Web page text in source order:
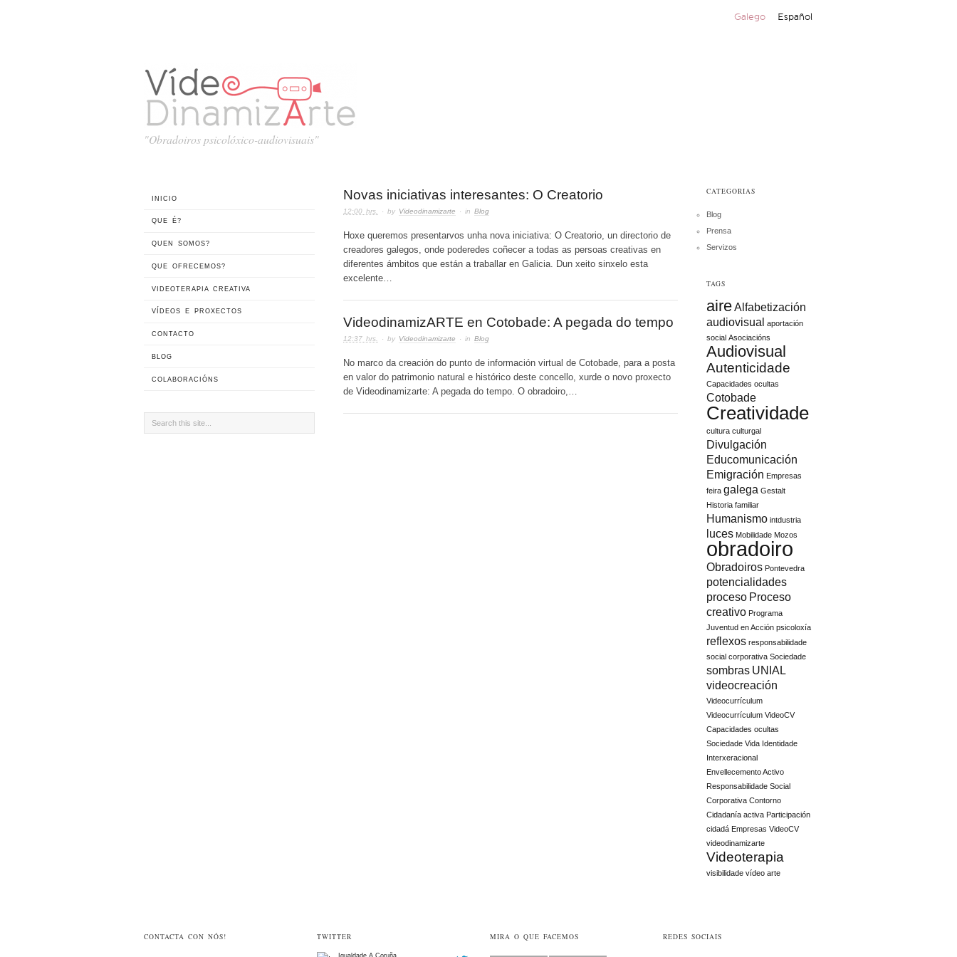
Galego Español
"Obradoiros psicolóxico-audiovisuais"
Novas iniciativas interesantes: O Creatorio
12:00 hrs. · by Videodinamizarte · in Blog
Hoxe queremos presentarvos unha nova iniciativa: O Creatorio, un directorio de
creadores galegos, onde poderedes coñecer a todas as persoas creativas en
diferentes ámbitos que están a traballar en Galicia. Dun xeito sinxelo esta
excelente…
VideodinamizARTE en Cotobade: A pegada do tempo
12:37 hrs. · by Videodinamizarte · in Blog
No marco da creación do punto de información virtual de Cotobade, para a posta
en valor do patrimonio natural e histórico deste concello, xurde o novo proxecto
de Videodinamizarte: A pegada do tempo. O obradoiro,…
CATEGORIAS
Blog
Prensa
Servizos
TAGS
aireAlfabetización
audiovisual
aportación
social Asociacións
Audiovisual
Autenticidade
Capacidades ocultas
Cotobade
Creatividade
cultura culturgal
Divulgación
Educomunicación
Emigración Empresas
feira galega Gestalt
Historia familiar
Humanismo intdustria
luces Mobilidade Mozos
obradoiro
Obradoiros Pontevedra
potencialidades
proceso Proceso
creativo Programa
Juventud en Acción psicoloxía
reflexos responsabilidade
social corporativa Sociedade
sombras UNIAL
videocreación
Videocurrículum
Videocurrículum VideoCV
Capacidades ocultas
Sociedade Vida Identidade
Interxeracional
Envellecemento Activo
Responsabilidade Social
Corporativa Contorno
Cidadanía activa Participación
cidadá Empresas VideoCV
videodinamizarte
Videoterapia
visibilidade vídeo arte
INICIO
QUE É?
QUEN SOMOS?
QUE OFRECEMOS?
VIDEOTERAPIA CREATIVA
VÍDEOS E PROXECTOS
CONTACTO
BLOG
COLABORACIÓNS
CONTACTA CON NÓS! TWITTER
Igualdade A Coruña
MIRA O QUE FACEMOS REDES SOCIAIS